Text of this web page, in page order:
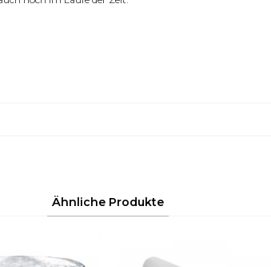
Ähnliche Produkte